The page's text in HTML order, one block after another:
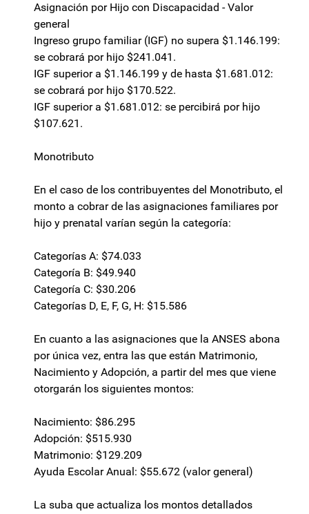
Asignación por Hijo con Discapacidad - Valor
general
Ingreso grupo familiar (IGF) no supera $1.146.199:
se cobrará por hijo $241.041.
IGF superior a $1.146.199 y de hasta $1.681.012:
se cobrará por hijo $170.522.
IGF superior a $1.681.012: se percibirá por hijo
$107.621.
Monotributo
En el caso de los contribuyentes del Monotributo, el
monto a cobrar de las asignaciones familiares por
hijo y prenatal varían según la categoría:
Categorías A: $74.033
Categoría B: $49.940
Categoría C: $30.206
Categorías D, E, F, G, H: $15.586
En cuanto a las asignaciones que la ANSES abona
por única vez, entra las que están Matrimonio,
Nacimiento y Adopción, a partir del mes que viene
otorgarán los siguientes montos:
Nacimiento: $86.295
Adopción: $515.930
Matrimonio: $129.209
Ayuda Escolar Anual: $55.672 (valor general)
La suba que actualiza los montos detallados